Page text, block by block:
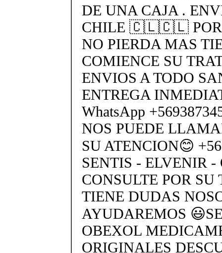
DE UNA CAJA .
CHILE 🇨🇱🇨🇱 POR
NO PIERDA MAS
COMIENCE SU
ENVIOS A TODO
ENTREGA
WhatsApp
NOS PUEDE
SU ATENCION😊
SENTIS - ELVENIR -
CONSULTE POR
TIENE DUDAS
AYUDAREMOS
OBEXOL
ORIGINALES